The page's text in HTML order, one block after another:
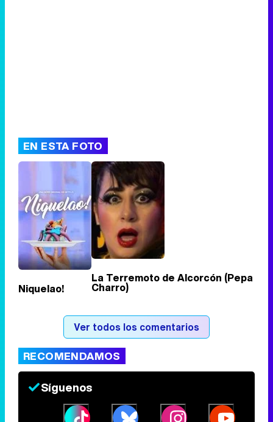
EN ESTA FOTO
Niquelao!
La Terremoto de Alcorcón (Pepa
Charro)
Ver todos los comentarios
RECOMENDAMOS
Síguenos